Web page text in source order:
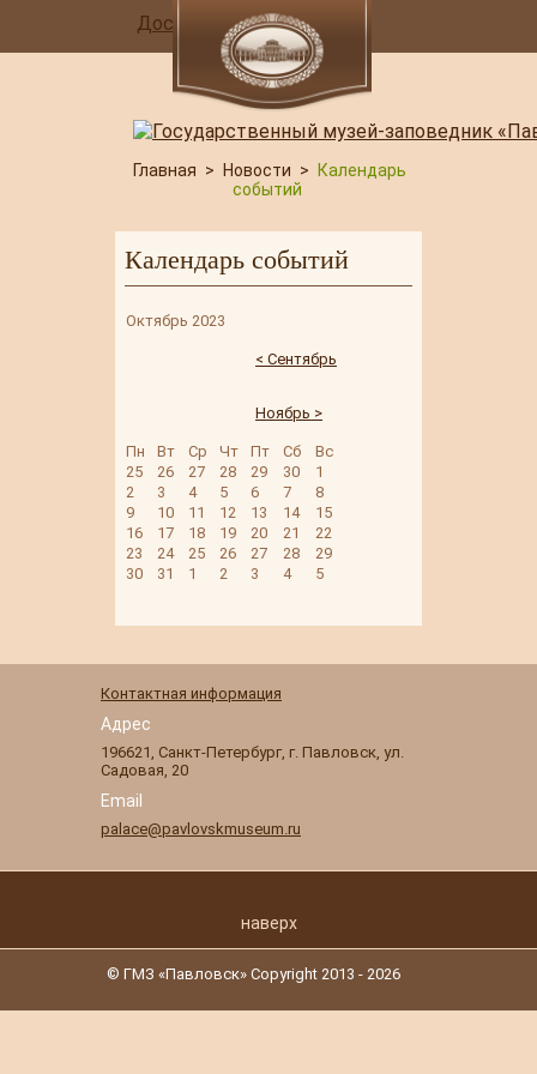
Доступная среда
Главная > Новости >
Календарь
событий
Календарь событий
Октябрь 2023
< Сентябрь
Ноябрь >
Пн Вт Ср Чт Пт Сб
Вс
25
26 27 28 29 30
1
2
3 4 5 6 7
8
9
10 11 12 13 14
15
16
17 18 19 20 21
22
23
24 25 26 27 28
29
30
31 1 2 3 4 5
Контактная информация
Адрес
196621 Санкт-Петербург г. Павловск ул.
Садовая, 20
Email
palace@pavlovskmuseum.ru
наверх
© ГМЗ «Павловск» Copyright 2013 - 2026